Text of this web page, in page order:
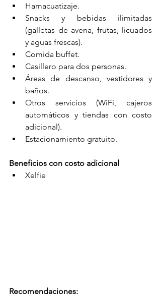
Hamacuatizaje.
Snacks y bebidas ilimitadas
(galletas de avena, frutas, licuados
y aguas frescas).
Comida buffet.
Casillero para dos personas.
Áreas de descanso, vestidores y
baños.
Otros servicios (WiFi, cajeros
automáticos y tiendas con costo
adicional).
Estacionamiento gratuito.
Beneficios con costo adicional
Xelfie
Recomendaciones: